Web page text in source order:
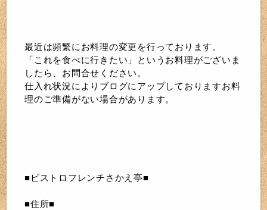
最近は頻繁にお料理の変更を行っております。
「これを食べに行きたい」というお料理がございま
したら、お問合せください。
仕入れ状況によりブログにアップしておりますお料
理のご準備がない場合があります。
■ビストロフレンチさかえ亭■
■住所■